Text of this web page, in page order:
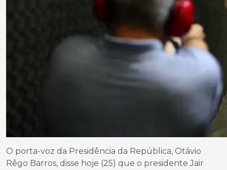
O porta-voz da Presidência da República, Otávio
Rêgo Barros, disse hoje (25) que o presidente Jair